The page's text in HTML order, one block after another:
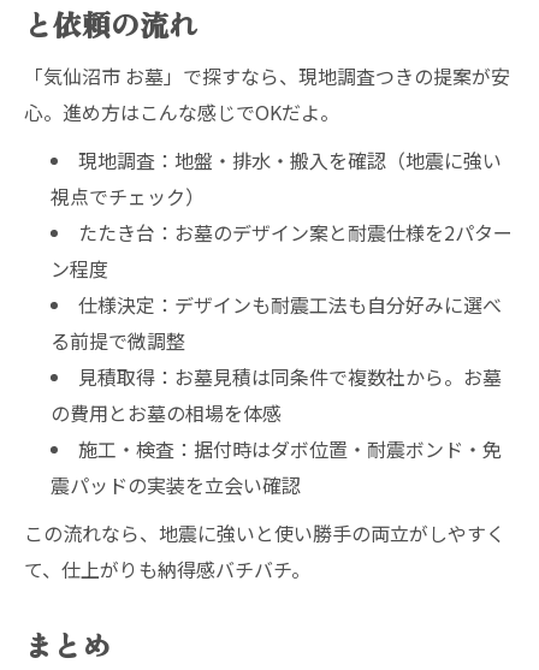
と依頼の流れ
「気仙沼市 お墓」で探すなら、現地調査つきの提案が安
心。進め方はこんな感じでOKだよ。
現地調査：地盤・排水・搬入を確認（地震に強い
視点でチェック）
たたき台：お墓のデザイン案と耐震仕様を2パター
ン程度
仕様決定：デザインも耐震工法も自分好みに選べ
る前提で微調整
見積取得：お墓見積は同条件で複数社から。お墓
の費用とお墓の相場を体感
施工・検査：据付時はダボ位置・耐震ボンド・免
震パッドの実装を立会い確認
この流れなら、地震に強いと使い勝手の両立がしやすく
て、仕上がりも納得感バチバチ。
まとめ